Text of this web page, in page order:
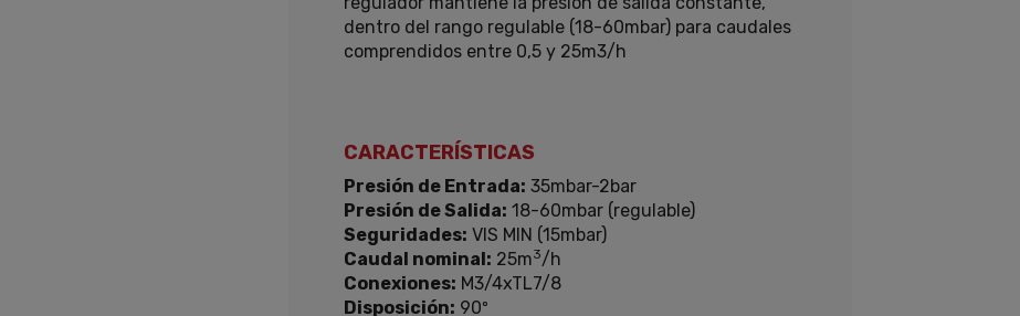
dentro del rango regulable (18-60mbar) para caudales
comprendidos entre 0,5 y 25m3/h
CARACTERÍSTICAS
Presión de Entrada: 35mbar-2bar
Presión de Salida: 18-60mbar (regulable)
Seguridades: VIS MIN (15mbar)
Caudal nominal: 25m3/h
Conexiones: M3/4xTL7/8
Disposición: 90º